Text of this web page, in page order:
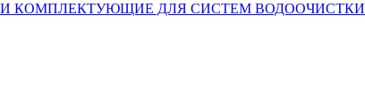
КОМПЛЕКТУЮЩИЕ ДЛЯ СИСТЕМ ВОДООЧИСТКИ